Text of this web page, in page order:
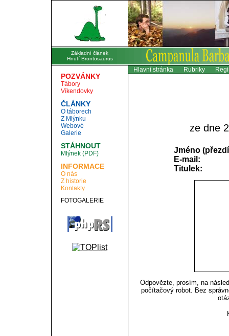
Základní článek
Hnutí Brontosaurus
POZVÁNKY
Tábory
Víkendovky
ČLÁNKY
O táborech
Z Mlýnku
Webové
Galerie
STÁHNOUT
Mlýnek (PDF)
INFORMACE
O nás
Z historie
Kontakty
FOTOGALERIE
Hlavní stránka Rubriky
ze dne
Jméno
E-mail:
Titulek:
Odpovězte, prosím, na
počítačový robot. Bez